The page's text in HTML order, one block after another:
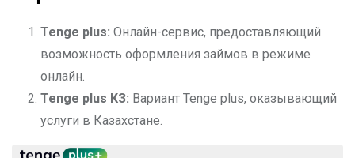
Tenge plus: Онлайн-сервис, предоставляющий
возможность оформления займов в режиме
онлайн.
Tenge plus КЗ: Вариант Tenge plus, оказывающий
услуги в Казахстане.